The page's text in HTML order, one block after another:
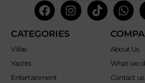
Facebook
Instagram
Tiktok
CATEGORIES
Villas
Yachts
Entertainment
About Us
What we
Contact us